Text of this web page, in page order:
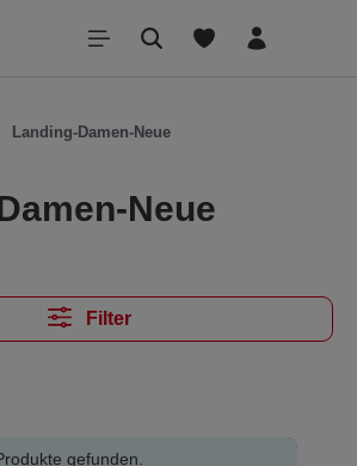
Landing-Damen-Neue
Neue
Filter
gefunden.